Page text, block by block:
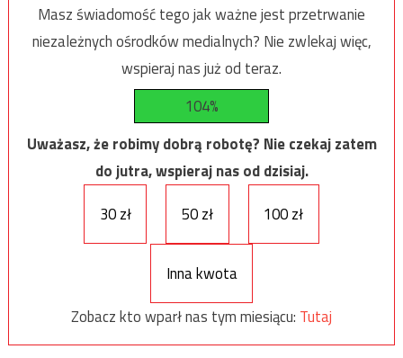
Masz świadomość tego jak ważne jest przetrwanie
niezależnych ośrodków medialnych? Nie zwlekaj więc,
wspieraj nas już od teraz.
104%
Uważasz, że robimy dobrą robotę? Nie czekaj zatem
do jutra, wspieraj nas od dzisiaj.
30 zł
50 zł 100 zł
Inna kwota
Zobacz kto wparł nas tym miesiącu: Tutaj